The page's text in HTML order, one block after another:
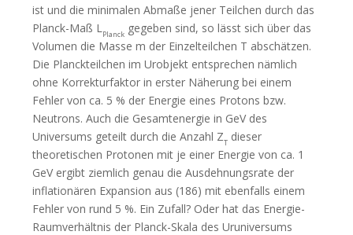
ist und die minimalen Abmaße jener Teilchen durch das
Planck-Maß LPlanck gegeben sind, so lässt sich über das
Volumen die Masse m der Einzelteilchen T abschätzen.
Die Planckteilchen im Urobjekt entsprechen nämlich
ohne Korrekturfaktor in erster Näherung bei einem
Fehler von ca. 5 % der Energie eines Protons bzw.
Neutrons. Auch die Gesamtenergie in GeV des
Universums geteilt durch die Anzahl ZT dieser
theoretischen Protonen mit je einer Energie von ca. 1
GeV ergibt ziemlich genau die Ausdehnungsrate der
inflationären Expansion aus (186) mit ebenfalls einem
Fehler von rund 5 %. Ein Zufall? Oder hat das Energie-
Raumverhältnis der Planck-Skala des Uruniversums